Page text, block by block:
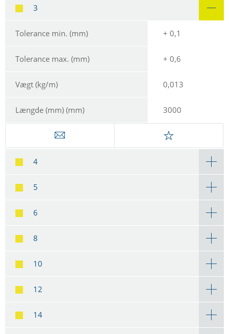
3
Tolerance min. (mm) + 0,1
Tolerance max. (mm) + 0,6
Vægt (kg/m) 0,013
Længde (mm) (mm) 3000
4
5
6
8
10
12
14